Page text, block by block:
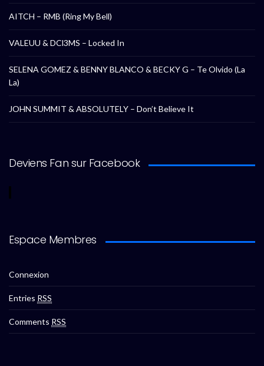
AITCH – RMB (Ring My Bell)
VALEUU & DCl3MS – Locked In
SELENA GOMEZ & BENNY BLANCO & BECKY G – Te Olvido (La
La)
JOHN SUMMIT & ABSOLUTELY – Don’t Believe It
Deviens Fan sur Facebook
Espace Membres
Connexion
Entries RSS
Comments RSS